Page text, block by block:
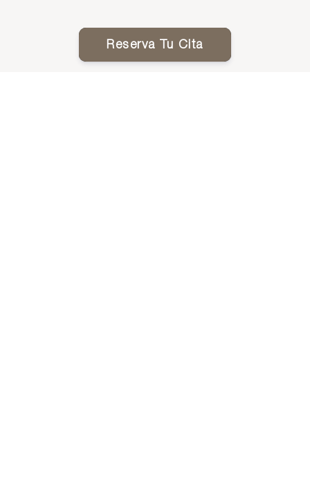
Reserva Tu Cita